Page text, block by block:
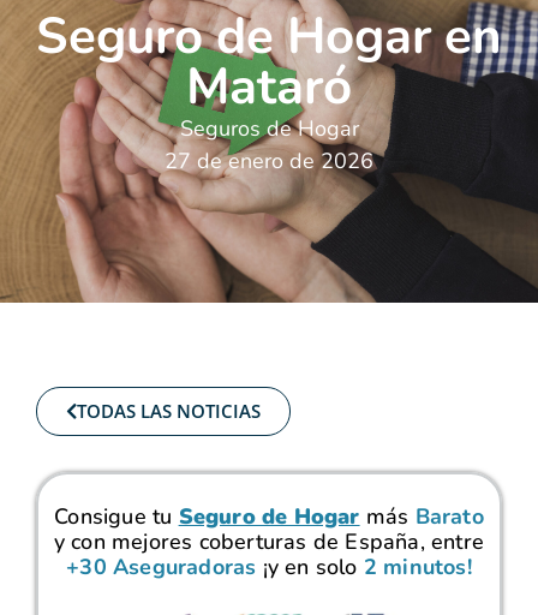
Seguro de Hogar en
Mataró
Seguros de Hogar
27 de enero de 2026
TODAS LAS NOTICIAS
Consigue tu Seguro de Hogar más Barato
y con mejores coberturas de España, entre
+30 Aseguradoras ¡y en solo 2 minutos!